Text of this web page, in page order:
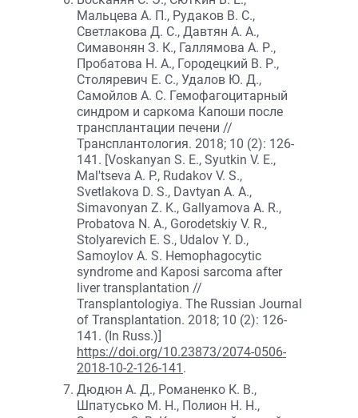
Мальцева А. П., Рудаков В. С.,
Светлакова Д. С., Давтян А. А.,
Симавонян З. К., Галлямова А. Р.,
Пробатова Н. А., Городецкий В. Р.,
Столяревич Е. С., Удалов Ю. Д.,
Самойлов А. С. Гемофагоцитарный
синдром и саркома Капоши после
трансплантации печени //
Трансплантология. 2018; 10 (2): 126-
141. [Voskanyan S. E., Syutkin V. E.,
Mal'tseva A. P., Rudakov V. S.,
Svetlakova D. S., Davtyan A. A.,
Simavonyan Z. K., Gallyamova А. R.,
Probatova N. A., Gorodetskiy V. R.,
Stolyarevich E. S., Udalov Y. D.,
Samoylov A. S. Hemophagocytic
syndrome and Kaposi sarcoma after
liver transplantation //
Transplantologiya. The Russian Journal
of Transplantation. 2018; 10 (2): 126-
141. (In Russ.)]
https://doi.org/10.23873/2074-0506-
2018-10-2-126-141 .
Дюдюн А. Д., Романенко К. В.,
Шпатусько М. Н., Полион Н. Н.,